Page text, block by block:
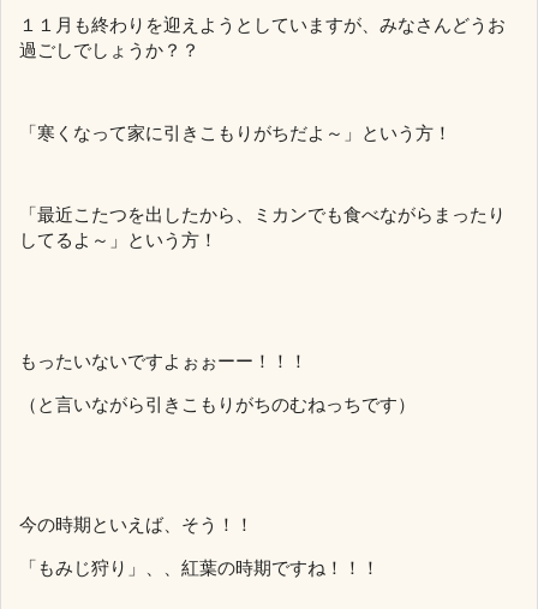
１１月も終わりを迎えようとしていますが、みなさんどうお
過ごしでしょうか？？
「寒くなって家に引きこもりがちだよ～」という方！
「最近こたつを出したから、ミカンでも食べながらまったり
してるよ～」という方！
もったいないですよぉぉーー！！！
（と言いながら引きこもりがちのむねっちです）
今の時期といえば、そう！！
「もみじ狩り」、、紅葉の時期ですね！！！